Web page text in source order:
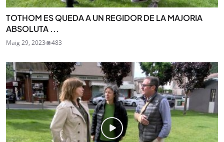
TOTHOM ES QUEDA A UN REGIDOR DE LA MAJORIA
ABSOLUTA ...
Maig 29, 2023 483